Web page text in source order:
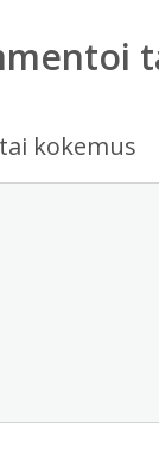
kokemus